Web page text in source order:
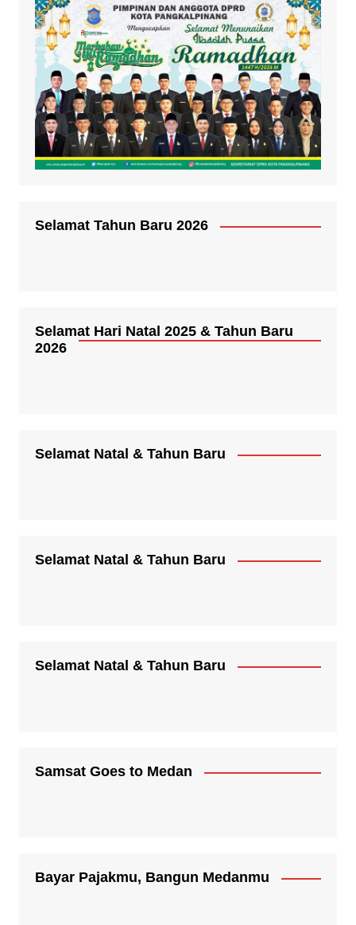
Selamat Tahun Baru 2026
Selamat Hari Natal 2025 & Tahun Baru
2026
Selamat Natal & Tahun Baru
Selamat Natal & Tahun Baru
Selamat Natal & Tahun Baru
Samsat Goes to Medan
Bayar Pajakmu, Bangun Medanmu